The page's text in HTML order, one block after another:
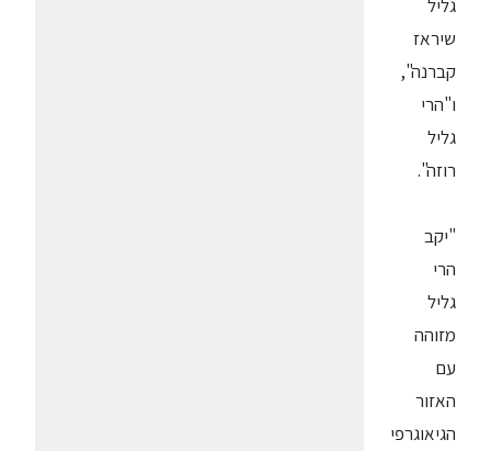
גליל
שיראז
קברנה",
ו"הרי
גליל
רוזה".
"יקב
הרי
גליל
מזוהה
עם
האזור
הגיאוגרפי